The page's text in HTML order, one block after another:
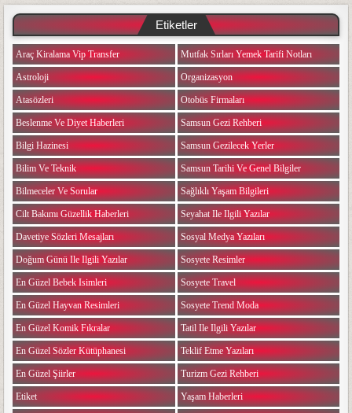
Etiketler
Araç Kiralama Vip Transfer
Astroloji
Atasözleri
Beslenme Ve Diyet Haberleri
Bilgi Hazinesi
Bilim Ve Teknik
Bilmeceler Ve Sorular
Cilt Bakımı Güzellik Haberleri
Davetiye Sözleri Mesajları
Doğum Günü Ile Ilgili Yazılar
En Güzel Bebek Isimleri
En Güzel Hayvan Resimleri
En Güzel Komik Fıkralar
En Güzel Sözler Kütüphanesi
En Güzel Şiirler
Etiket
Mutfak Sırları Yemek Tarifi Notları
Organizasyon
Otobüs Firmaları
Samsun Gezi Rehberi
Samsun Gezilecek Yerler
Samsun Tarihi Ve Genel Bilgiler
Sağlıklı Yaşam Bilgileri
Seyahat Ile Ilgili Yazılar
Sosyal Medya Yazıları
Sosyete Resimler
Sosyete Travel
Sosyete Trend Moda
Tatil Ile Ilgili Yazılar
Teklif Etme Yazıları
Turizm Gezi Rehberi
Yaşam Haberleri